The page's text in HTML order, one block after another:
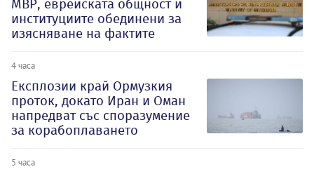
МВР, еврейската общност и
институциите обединени за
изясняване на фактите
4 часа
Експлозии край Ормузкия
проток, докато Иран и Оман
напредват със споразумение
за корабоплаването
5 часа